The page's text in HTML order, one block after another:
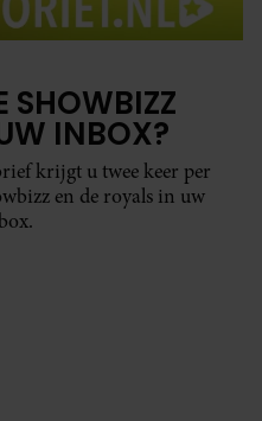
SHOWBIZZ
INBOX?
krijgt u twee keer per
en de royals in uw